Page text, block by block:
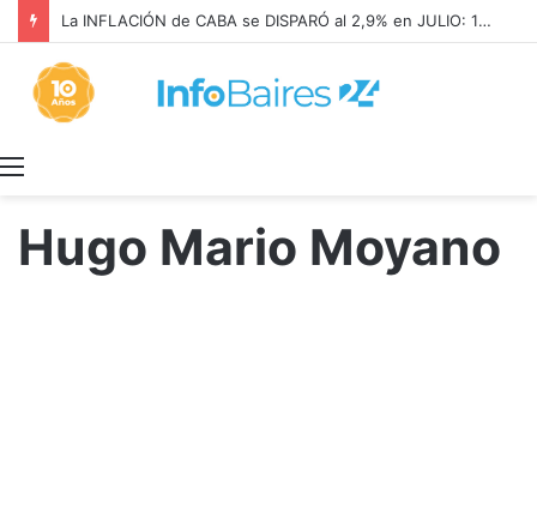
La INFLACIÓN de CABA se DISPARÓ al 2,9% en JULIO: 19,4% en 2026
Hugo Mario Moyano